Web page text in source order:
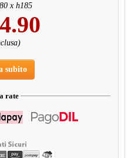
x h185
subito
rate